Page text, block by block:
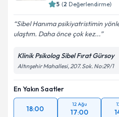
5 (2 Değerlendirme)
Sibel Hanıma psikiyatristimin
ulaştım. Daha önce çok kez...
Klinik Psikolog Sibel Fırat Gürsoy
Altınşehir Mahallesi, 207. Sok. No:29/1
En Yakın Saatler
18:00
12 Ağu
17:00